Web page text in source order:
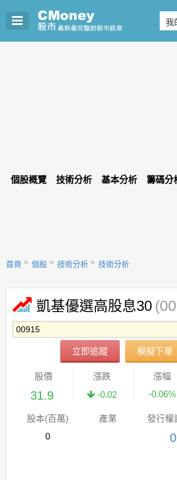
我
個股概覽 技術分析 基本分析 籌碼分
首頁 個股 技術分析 技術分析
凱基優選高股息30
立即追蹤 模擬下單
股價
31.9
漲跌
-0.02
漲幅
-0.06%
股本(百萬)
0
產業 發行權
0